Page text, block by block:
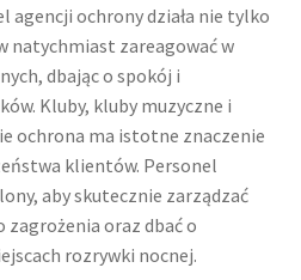
agencji ochrony działa nie tylko
natychmiast zareagować w
dbając o spokój i
Kluby, kluby muzyczne i
ochrona ma istotne znaczenie
klientów. Personel
aby skutecznie zarządzać
oraz dbać o
rozrywki nocnej.